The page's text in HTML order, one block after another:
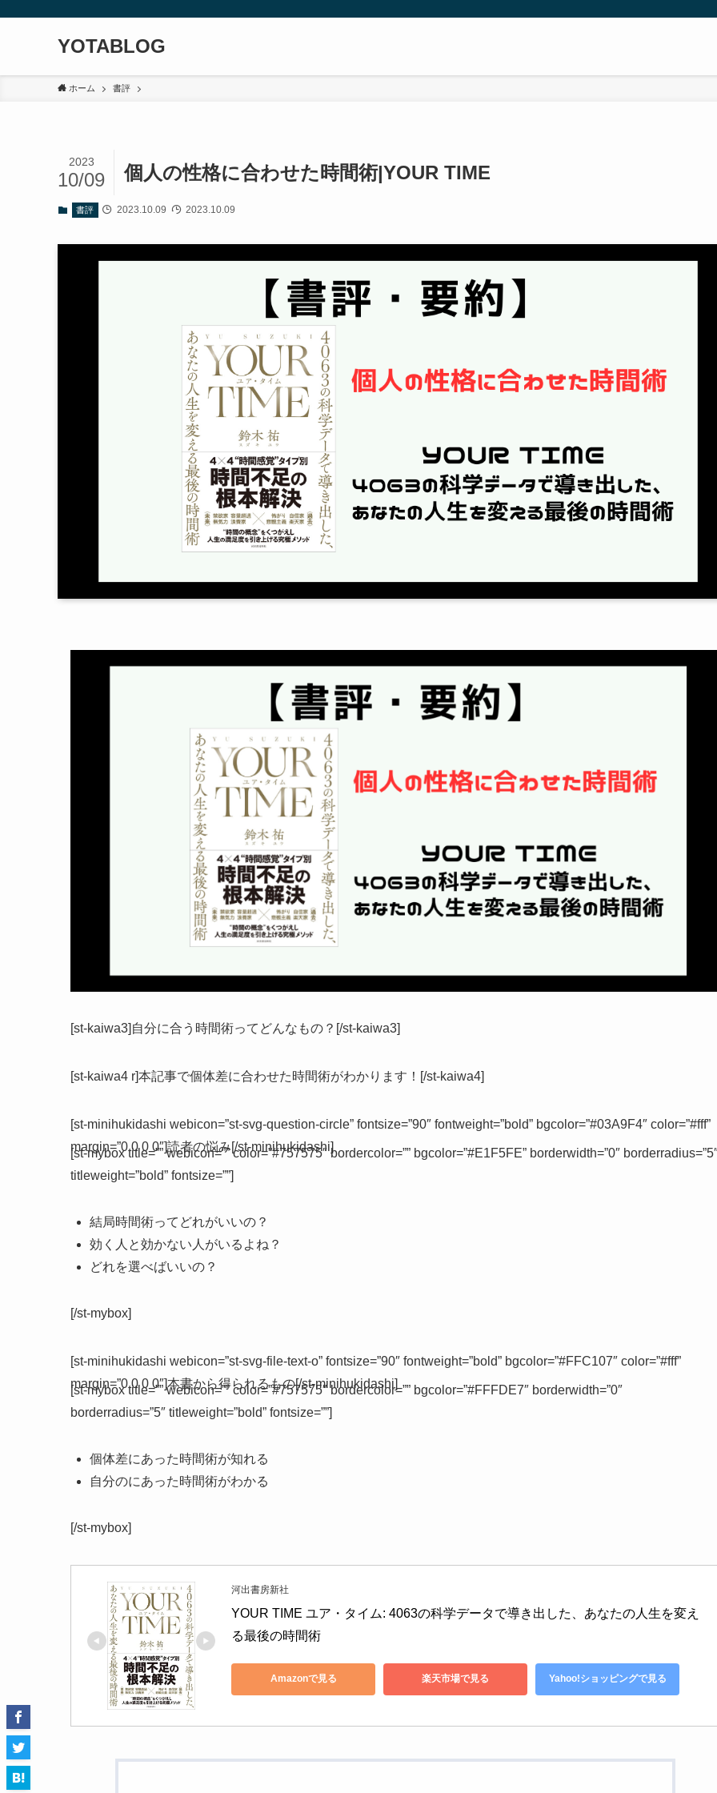
YOTABLOG
ホーム 書評
個人の性格に合わせた時間術|YOUR TIME
2023
10/09
書評 2023.10.09 2023.10.09
[st-kaiwa3]自分に合う時間術ってどんなもの？[/st-kaiwa3]
[st-kaiwa4 r]本記事で個体差に合わせた時間術がわかります！[/st-kaiwa4]
[st-minihukidashi webicon=”st-svg-question-circle” fontsize=”90″ fontweight=”bold” bgcolor=”#03A9F4″ color=”#fff”
margin=”0 0 0 0″]読者の悩み[/st-minihukidashi]
[st-mybox title=”” webicon=”” color=”#757575″ bordercolor=”” bgcolor=”#E1F5FE” borderwidth=”0″
titleweight=”bold” fontsize=””]
結局時間術ってどれがいいの？
効く人と効かない人がいるよね？
どれを選べばいいの？
[/st-mybox]
[st-minihukidashi webicon=”st-svg-file-text-o” fontsize=”90″ fontweight=”bold” bgcolor=”#FFC107″ color=”#fff”
margin=”0 0 0 0″]本書から得られるもの[/st-minihukidashi]
[st-mybox title=”” webicon=”” color=”#757575″ bordercolor=”” bgcolor=”#FFFDE7″ borderwidth=”0″
borderradius=”5″ titleweight=”bold” fontsize=””]
個体差にあった時間術が知れる
自分のにあった時間術がわかる
[/st-mybox]
河出書房新社
YOUR TIME ユア・タイム: 4063の科学データで導き出した、あなたの人生を変え
る最後の時間術
Amazonで見る 楽天市場で見る Yahoo!ショッピングで見る